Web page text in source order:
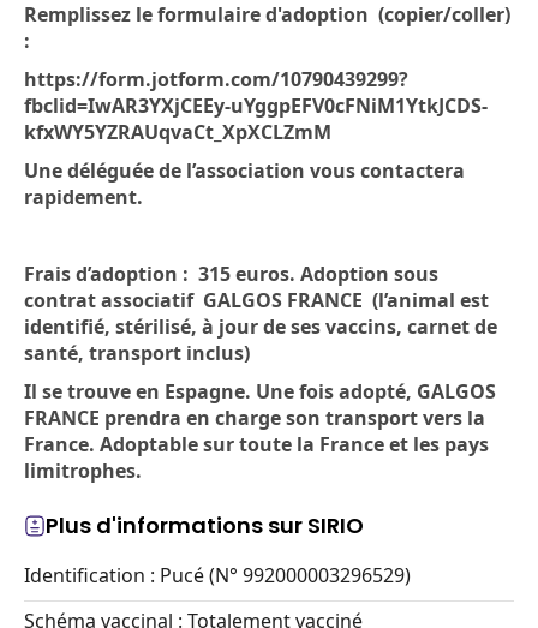
Remplissez le formulaire d'adoption (copier/coller)
:
https://form.jotform.com/10790439299?
fbclid=IwAR3YXjCEEy-uYggpEFV0cFNiM1YtkJCDS-
kfxWY5YZRAUqvaCt_XpXCLZmM
Une déléguée de l’association vous contactera
rapidement.
Frais d’adoption : 315 euros. Adoption sous
contrat associatif GALGOS FRANCE (l’animal est
identifié, stérilisé, à jour de ses vaccins, carnet de
santé, transport inclus)
Il se trouve en Espagne. Une fois adopté, GALGOS
FRANCE prendra en charge son transport vers la
France. Adoptable sur toute la France et les pays
limitrophes.
Plus d'informations sur SIRIO
Identification : Pucé (N° 992000003296529)
Schéma vaccinal : Totalement vacciné